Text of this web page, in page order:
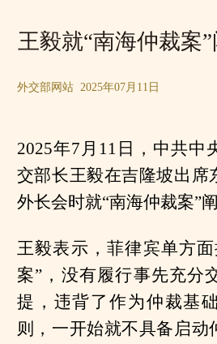
王毅就“南海仲裁案
外交部网站 2025年07月11日
2025年7月11日，中共中
交部长王毅在吉隆坡出席
外长会时就“南海仲裁案”
王毅表示，菲律宾单方
案”，没有履行事先充分
提，违背了作为仲裁基
则，一开始就不具备启动